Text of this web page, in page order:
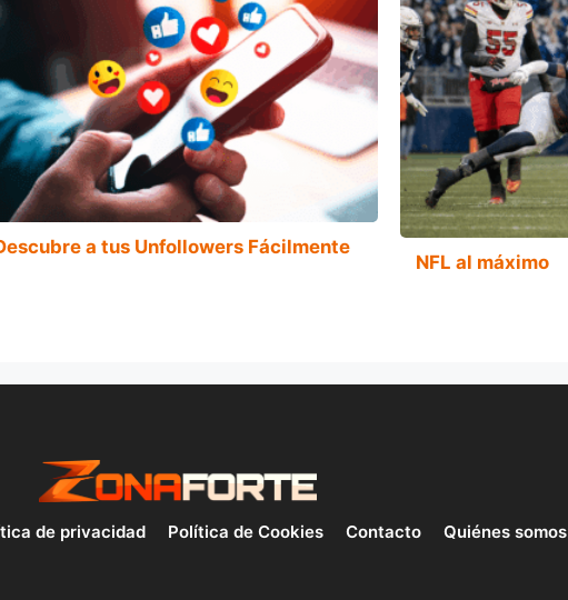
a tus Unfollowers Fácilmente
NFL al máximo
de privacidad Política de Cookies Contacto Quiénes somos